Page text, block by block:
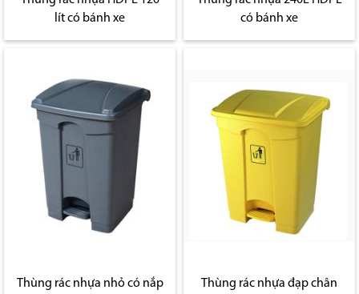
lít có bánh xe
có bánh xe
Thùng rác nhựa nhỏ có nắp Thùng rác nhựa đạp chân